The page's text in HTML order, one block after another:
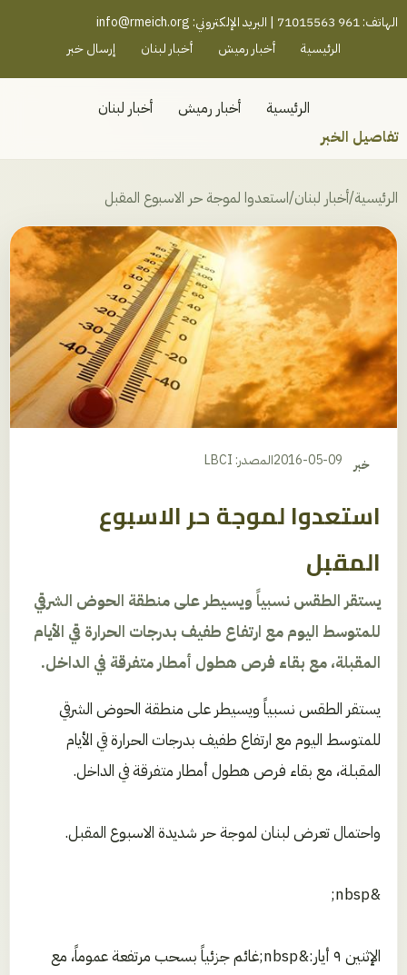
رميش جنوب - لبنان
الهاتف: 961 71015563 | البريد الإلكتروني:
info@rmeich.org
الرئيسية
أخبار رميش أخبار لبنان إرسال خبر
الرئيسية أخبار رميش
أخبار لبنان
تفاصيل الخبر
الرئيسية/أخبار لبنان/استعدوا لموجة حر الاسبوع المقبل
خبر 2016-05-09المصدر: LBCI
استعدوا لموجة حر الاسبوع
المقبل
يستقر الطقس نسبياً ويسيطر على منطقة الحوض الشرقي
للمتوسط اليوم مع ارتفاع طفيف بدرجات الحرارة قي الأيام
المقبلة، مع بقاء فرص هطول أمطار متفرقة في الداخل.
يستقر الطقس نسبياً ويسيطر على منطقة الحوض الشرقي
للمتوسط اليوم مع ارتفاع طفيف بدرجات الحرارة قي الأيام
المقبلة، مع بقاء فرص هطول أمطار متفرقة في الداخل.
واحتمال تعرض لبنان لموجة حر شديدة الاسبوع المقبل.
&nbsp;
الإثنين ٩ أيار:&nbsp;غائم جزئياً بسحب مرتفعة عموماً، مع